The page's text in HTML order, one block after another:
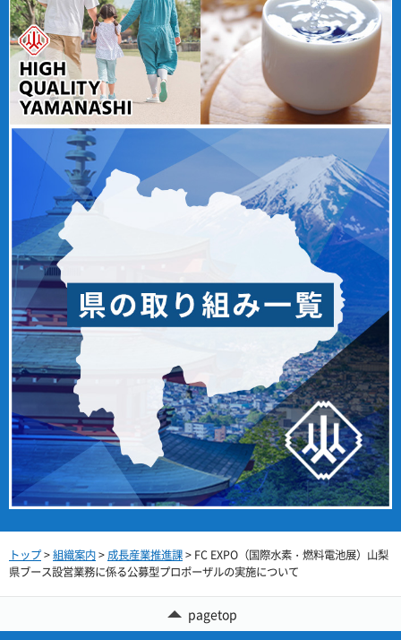
トップ>組織案内>成長産業推進課> FC EXPO（国際水素・燃料電池展）山梨
県ブース設営業務に係る公募型プロポーザルの実施について
pagetop